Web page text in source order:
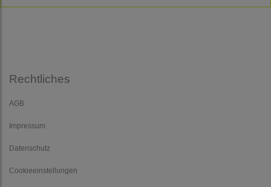
Rechtliches
AGB
Impressum
Datenschutz
Cookieeinstellungen